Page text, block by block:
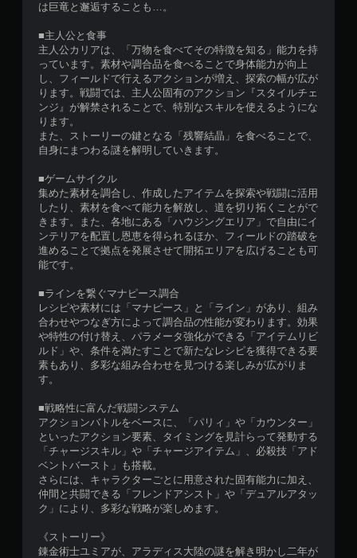
は巨竜と邂逅することも…。
■主人公と食事
主人公カリアは、「万物を食べてその特徴を知る」能力を持
っています。素材や調合品を食べることで身体能力が向上
し、フィールドで行えるアクションが増え、探索の幅が広が
ります。戦闘では、主人公固有のアクション『スタイルチェ
ンジ』が解禁されることで、特別なスキルを使えるようにな
ります。
また、ストーリーの鍵となる「残響結晶」を食べることで、
自身にまつわる謎を解明していきます。
■ゲームサイクル
集めた素材を調合し、作成したアイテムを探索や戦闘に活用
したり、素材を食べて能力を解放し、道を切り拓くことがで
きます。また、各地にある「ハウジングエリア」で自由にイ
ンテリアを配置し恩恵を得られるほか、フィールドの踏破を
進めることで拠点を発展させて開拓エリアを広げることも可
能です。
■ラインを繋ぐマナピース調合
レシピや素材には「マナピース」と「ライン」があり、組み
合わせやつなぎ方によって調合品の性能が変わります。効果
や特性の付け替え、パラメータ強化ができる「アイテムリビ
ルド」や、条件を満たすことで新たなレシピを獲得できる要
素もあり、多彩な組み合わせを見つける楽しみが広がりま
す。
■戦略性に富んだ戦闘システム
アクションバトルをベースに、「パリィ」や「カウンター」
といったアクション要素、タイミングを見計らって発動する
「チャージスキル」や「チャージアイテム」、必殺技「アド
ベントバースト」も搭載。
さらには、キャラクターごとに用意された固有能力に加え、
仲間と共闘できる「フレンドアシスト」や「デュアルアタッ
ク」により、多彩な戦略が楽しめます。
《ストーリー》
錬金術士ユミアが、アラディス大陸の謎を解き明かし二年が